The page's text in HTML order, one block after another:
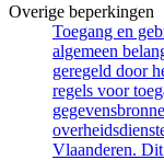
Overige beperkingen
Toegang en
algemeen
geregeld door
regels voor
Vlaanderen.